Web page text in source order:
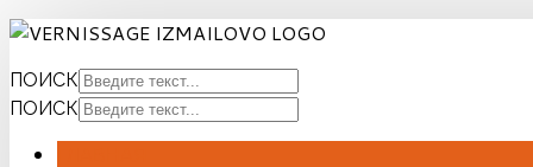
ПОИСК
ПОИСК